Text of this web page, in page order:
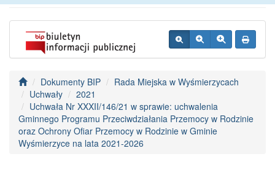
Dokumenty BIP
Rada Miejska w Wyśmierzycach
Uchwały
2021
Uchwała Nr XXXII/146/21 w sprawie: uchwalenia
Gminnego Programu Przeciwdziałania Przemocy w Rodzinie
oraz Ochrony Ofiar Przemocy w Rodzinie w Gminie
Wyśmierzyce na lata 2021-2026